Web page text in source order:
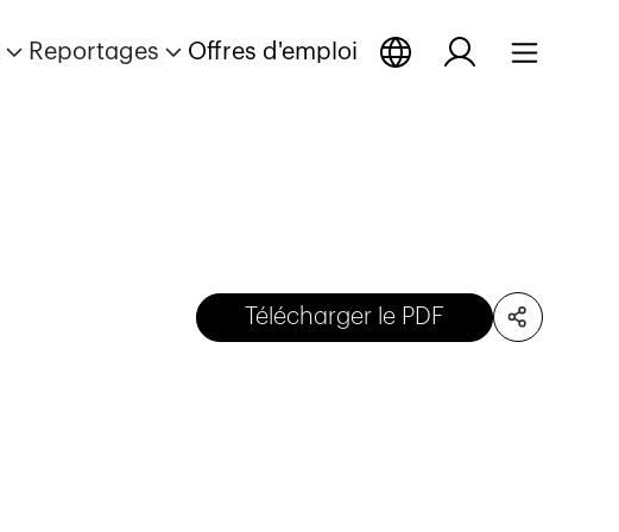
Reportages Offres d'emploi
Télécharger le PDF